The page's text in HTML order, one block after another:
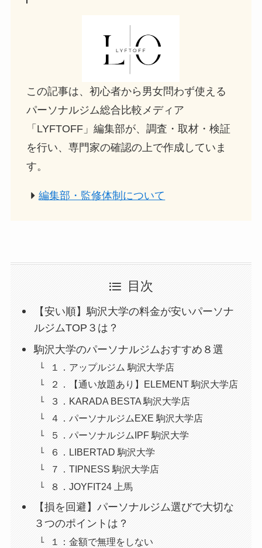
この記事は、初心者から男女問わず使える
パーソナルジム総合比較メディア
「LYFTOFF」編集部が、調査・取材・検証
を行い、専門家の確認の上で作成していま
す。
編集部・監修体制について
目次
【安い順】駒沢大学の料金が安いパーソナ
ルジムTOP３は？
駒沢大学のパーソナルジムおすすめ８選
１．アップルジム 駒沢大学店
２．【通い放題あり】ELEMENT 駒沢大学店
３．KARADA BESTA 駒沢大学店
４．パーソナルジムEXE 駒沢大学店
５．パーソナルジムIPF 駒沢大学
６．LIBERTAD 駒沢大学
７．TIPNESS 駒沢大学店
８．JOYFIT24 上馬
【損を回避】パーソナルジム選びで大切な
３つのポイントは？
１：金額で無理をしない